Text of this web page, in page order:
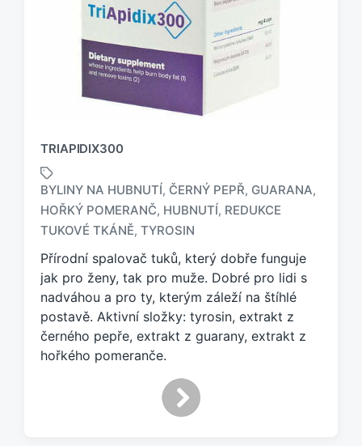
TRIAPIDIX300
O
z
a
č
e
n
o
a
BYLINY NA HUBNUTÍ, ČERNÝ PEPŘ, GUARANA,
HOŘKÝ POMERANČ, HUBNUTÍ, REDUKCE
TUKOVÉ TKÁNĚ, TYROSIN
Přírodní spalovač tuků, který dobře funguje
jak pro ženy, tak pro muže. Dobré pro lidi s
nadváhou a pro ty, kterým záleží na štíhlé
postavě. Aktivní složky: tyrosin, extrakt z
černého pepře, extrakt z guarany, extrakt z
hořkého pomeranče.